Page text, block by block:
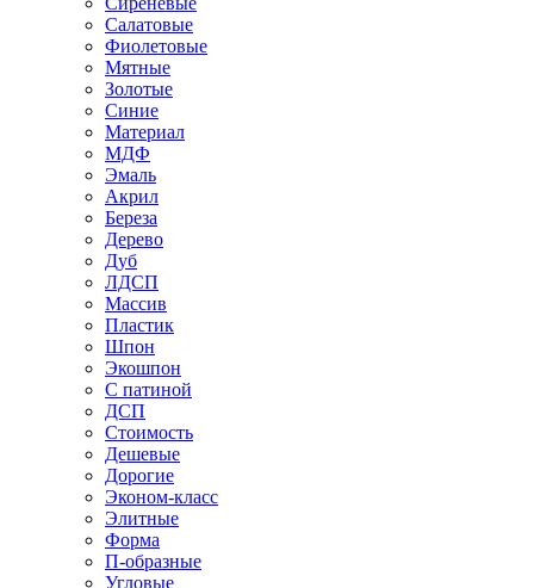
Салатовые
Фиолетовые
Мятные
Золотые
Синие
Материал
МДФ
Эмаль
Акрил
Береза
Дерево
Дуб
ЛДСП
Массив
Пластик
Шпон
Экошпон
С патиной
ДСП
Стоимость
Дешевые
Дорогие
Эконом-класс
Элитные
Форма
П-образные
Угловые